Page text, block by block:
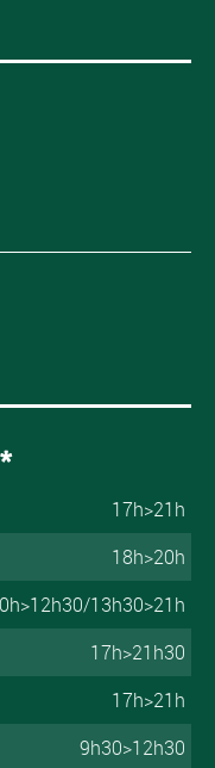
17h>21h
18h>20h
13h30>21h
17h>21h30
17h>21h
9h30>12h30